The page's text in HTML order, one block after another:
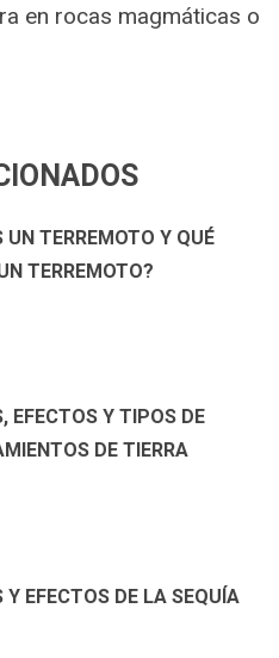
en rocas magmáticas o
UN TERREMOTO Y QUÉ
TERREMOTO?
EFECTOS Y TIPOS DE
DE TIERRA
Y EFECTOS DE LA SEQUÍA